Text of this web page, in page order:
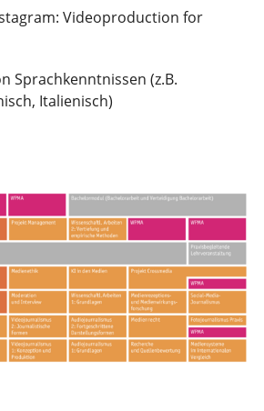
Videoproduction for
Sprachkenntnissen (z.B.
Italienisch)